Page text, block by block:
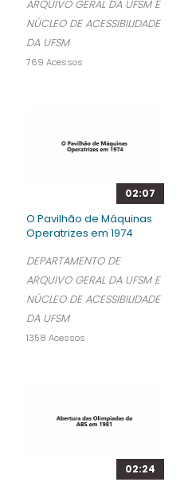
ARQUIVO GERAL DA UFSM E
NÚCLEO DE ACESSIBILIDADE
DA UFSM
769 Acessos
02:07
O Pavilhão de Máquinas
Operatrizes em 1974
DEPARTAMENTO DE
ARQUIVO GERAL DA UFSM E
NÚCLEO DE ACESSIBILIDADE
DA UFSM
1358 Acessos
02:24